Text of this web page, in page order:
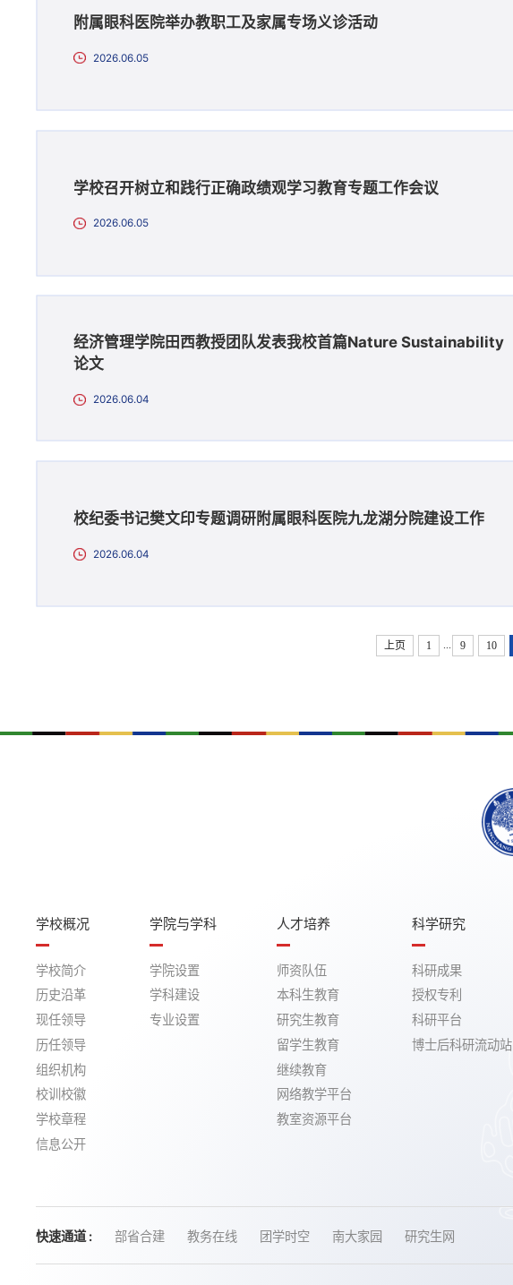
附属眼科医院举办教职工及家属专场义诊活动
2026.06.05
学校召开树立和践行正确政绩观学习教育专题工作会议
2026.06.05
经济管理学院田西教授团队发表我校首篇Nature Sustainability
论文
2026.06.04
校纪委书记樊文印专题调研附属眼科医院九龙湖分院建设工作
2026.06.04
上页 1 ... 9 10
学校概况
学校简介
历史沿革
现任领导
历任领导
组织机构
校训校徽
学校章程
信息公开
学院与学科
学院设置
学科建设
专业设置
人才培养
师资队伍
本科生教育
研究生教育
留学生教育
继续教育
网络教学平台
教室资源平台
科学研究
科研成果
授权专利
科研平台
博士后科研流动站
快速通道 : 部省合建 教务在线 团学时空 南大家园 研究生网